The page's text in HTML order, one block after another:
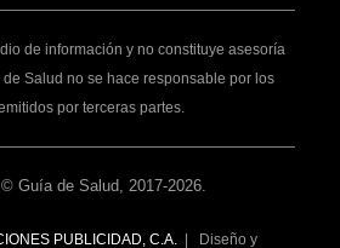
de información y no constituye asesoría
Salud no se hace responsable por los
por terceras partes.
Guía de Salud, 2017-2026.
PUBLICIDAD, C.A. | Diseño y